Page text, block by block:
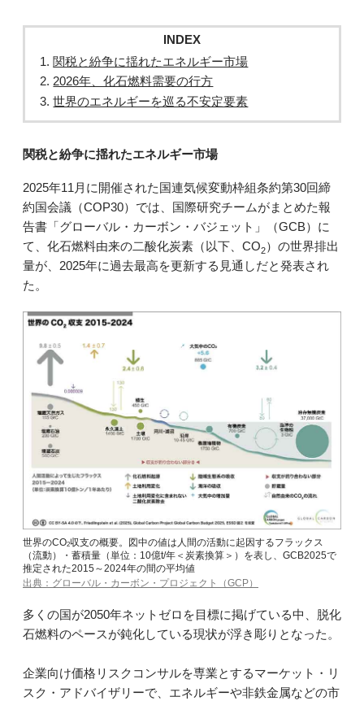
INDEX
関税と紛争に揺れたエネルギー市場
2026年、化石燃料需要の行方
世界のエネルギーを巡る不安定要素
関税と紛争に揺れたエネルギー市場
2025年11月に開催された国連気候変動枠組条約第30回締
約国会議（COP30）では、国際研究チームがまとめた報
告書「グローバル・カーボン・バジェット」（GCB）に
て、化石燃料由来の二酸化炭素（以下、CO2）の世界排出
量が、2025年に過去最高を更新する見通しだと発表され
た。
世界のCO2収支の概要。図中の値は人間の活動に起因するフラックス
（流動）・蓄積量（単位：10億t/年＜炭素換算＞）を表し、GCB2025で
推定された2015～2024年の間の平均値
出典：グローバル・カーボン・プロジェクト（GCP）
多くの国が2050年ネットゼロを目標に掲げている中、脱化
石燃料のペースが鈍化している現状が浮き彫りとなった。
企業向け価格リスクコンサルを専業とするマーケット・リ
スク・アドバイザリーで、エネルギーや非鉄金属などの市